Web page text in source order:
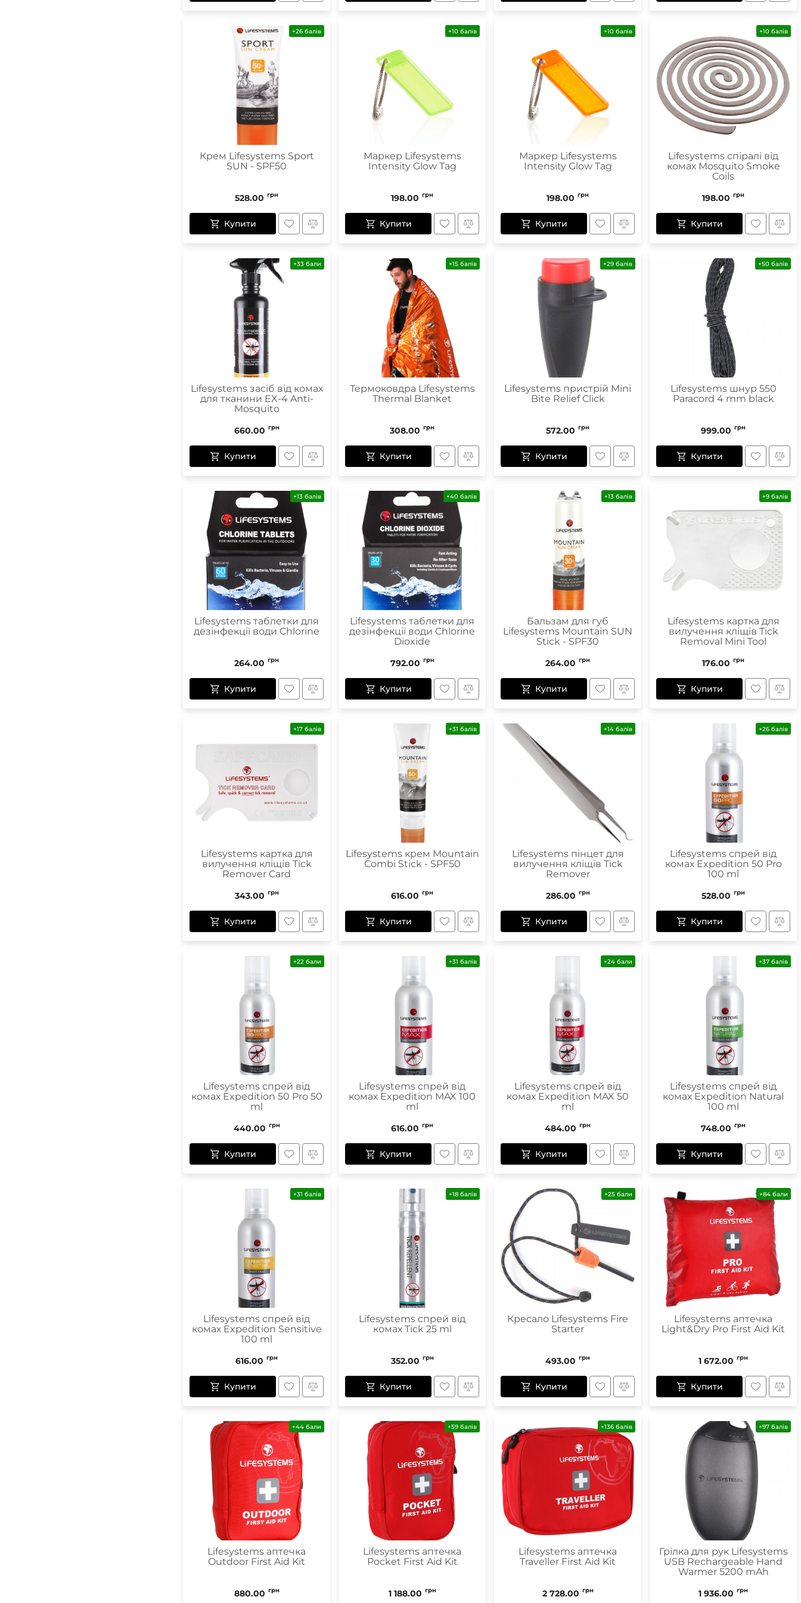
+26 балів
Крем Lifesystems Sport
SUN - SPF50
528.00 грн
Купити
+10 балів
Маркер Lifesystems
Intensity Glow Tag
198.00 грн
Купити
+10 балів
Маркер Lifesystems
Intensity Glow Tag
198.00 грн
Купити
+10 балів
Lifesystems спіралі від
комах Mosquito Smoke
Coils
198.00 грн
Купити
+33 бали
Lifesystems засіб від комах
для тканини EX-4 Anti-
Mosquito
660.00 грн
Купити
+15 балів
Термоковдра Lifesystems
Thermal Blanket
308.00 грн
Купити
+29 балів
Lifesystems пристрій Mini
Bite Relief Click
572.00 грн
Купити
+50 балів
Lifesystems шнур 550
Paracord 4 mm black
999.00 грн
Купити
+13 балів
Lifesystems таблетки для
дезінфекції води Chlorine
264.00 грн
Купити
+40 балів
Lifesystems таблетки для
дезінфекції води Chlorine
Dioxide
792.00 грн
Купити
+13 балів
Бальзам для губ
Lifesystems Mountain SUN
Stick - SPF30
264.00 грн
Купити
+9 балів
Lifesystems картка для
вилучення кліщів Tick
Removal Mini Tool
176.00 грн
Купити
+17 балів
Lifesystems картка для
вилучення кліщів Tick
Remover Card
343.00 грн
Купити
+31 балів
Lifesystems крем Mountain
Combi Stick - SPF50
616.00 грн
Купити
+14 балів
Lifesystems пінцет для
вилучення кліщів Tick
Remover
286.00 грн
Купити
+26 балів
Lifesystems спрей від
комах Expedition 50 Pro
100 ml
528.00 грн
Купити
+22 бали
Lifesystems спрей від
комах Expedition 50 Pro 50
ml
440.00 грн
Купити
+31 балів
Lifesystems спрей від
комах Expedition MAX 100
ml
616.00 грн
Купити
+24 бали
Lifesystems спрей від
комах Expedition MAX 50
ml
484.00 грн
Купити
+37 балів
Lifesystems спрей від
комах Expedition Natural
100 ml
748.00 грн
Купити
+31 балів
Lifesystems спрей від
комах Expedition Sensitive
100 ml
616.00 грн
Купити
+18 балів
Lifesystems спрей від
комах Tick 25 ml
352.00 грн
Купити
+25 бали
Кресало Lifesystems Fire
Starter
493.00 грн
Купити
+84 бали
Lifesystems аптечка
Light&Dry Pro First Aid Kit
1 672.00 грн
Купити
+44 бали
Lifesystems аптечка
Outdoor First Aid Kit
880.00 грн
+59 балів
Lifesystems аптечка
Pocket First Aid Kit
1 188.00 грн
+136 балів
Lifesystems аптечка
Traveller First Aid Kit
2 728.00 грн
+97 балів
Грілка для рук Lifesystems
USB Rechargeable Hand
Warmer 5200 mAh
1 936.00 грн